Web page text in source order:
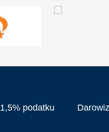
1,5% podatku